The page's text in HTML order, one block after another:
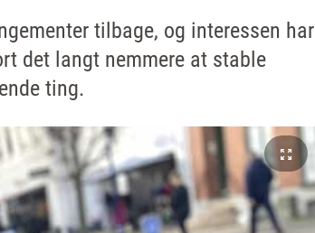
tilbage, og interessen har
det langt nemmere at stable
ting.